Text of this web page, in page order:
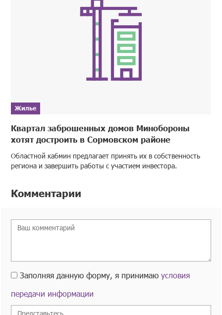
Жилье
Квартал заброшенных домов Минобороны
хотят достроить в Сормовском районе
Областной кабмин предлагает принять их в собственность
региона и завершить работы с участием инвестора.
Комментарии
Заполняя данную форму, я принимаюусловия
передачи информации